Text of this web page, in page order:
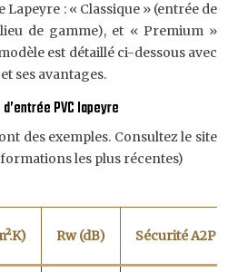
: « Classique » (entrée de
de gamme), et « Premium »
est détaillé ci-dessous avec
ses avantages.
PVC lapeyre
des exemples. Consultez le site
les plus récentes)
Rw (dB) Sécurité A2P